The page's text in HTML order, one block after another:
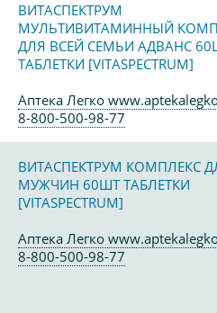
ВИТАСПЕКТРУМ
МУЛЬТИВИТАМИННЫЙ
ДЛЯ ВСЕЙ СЕМЬИ АДВАНС
ТАБЛЕТКИ [VITASPECTRUM]
Аптека Легко
8-800-500-98-77
ВИТАСПЕКТРУМ КОМПЛЕКС
МУЖЧИН 60ШТ ТАБЛЕТКИ
[VITASPECTRUM]
Аптека Легко
8-800-500-98-77